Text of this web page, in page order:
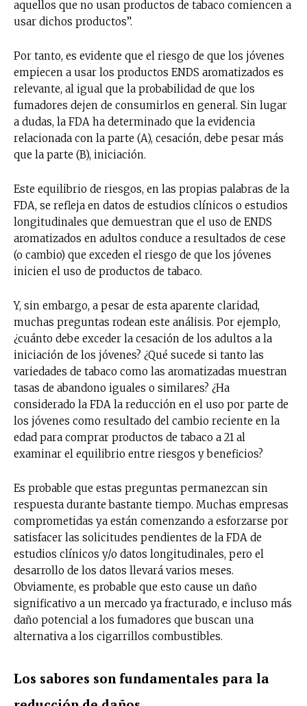
aquellos que no usan productos de tabaco comiencen a
usar dichos productos”.
Por tanto, es evidente que el riesgo de que los jóvenes
empiecen a usar los productos ENDS aromatizados es
relevante, al igual que la probabilidad de que los
fumadores dejen de consumirlos en general. Sin lugar
a dudas, la FDA ha determinado que la evidencia
relacionada con la parte (A), cesación, debe pesar más
que la parte (B), iniciación.
Este equilibrio de riesgos, en las propias palabras de la
FDA, se refleja en datos de estudios clínicos o estudios
longitudinales que demuestran que el uso de ENDS
aromatizados en adultos conduce a resultados de cese
(o cambio) que exceden el riesgo de que los jóvenes
inicien el uso de productos de tabaco.
Y, sin embargo, a pesar de esta aparente claridad,
muchas preguntas rodean este análisis. Por ejemplo,
¿cuánto debe exceder la cesación de los adultos a la
iniciación de los jóvenes? ¿Qué sucede si tanto las
variedades de tabaco como las aromatizadas muestran
tasas de abandono iguales o similares? ¿Ha
considerado la FDA la reducción en el uso por parte de
los jóvenes como resultado del cambio reciente en la
edad para comprar productos de tabaco a 21 al
examinar el equilibrio entre riesgos y beneficios?
Es probable que estas preguntas permanezcan sin
respuesta durante bastante tiempo. Muchas empresas
comprometidas ya están comenzando a esforzarse por
satisfacer las solicitudes pendientes de la FDA de
estudios clínicos y/o datos longitudinales, pero el
desarrollo de los datos llevará varios meses.
Obviamente, es probable que esto cause un daño
significativo a un mercado ya fracturado, e incluso más
daño potencial a los fumadores que buscan una
alternativa a los cigarrillos combustibles.
Los sabores son fundamentales para la